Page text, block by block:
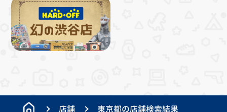
店舗
東京都の店舗検索結果